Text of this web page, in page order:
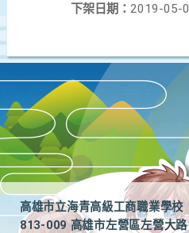
下架日期： 2019-05-
高雄市立海青高級工商職業學校
813-009 高雄市左營區左營大